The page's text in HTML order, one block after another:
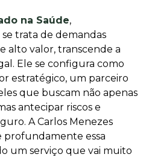
na Saúde,
trata de demandas
alto valor, transcende a
Ele se configura como
estratégico, um parceiro
que buscam não apenas
antecipar riscos e
A Carlos Menezes
profundamente essa
um serviço que vai muito